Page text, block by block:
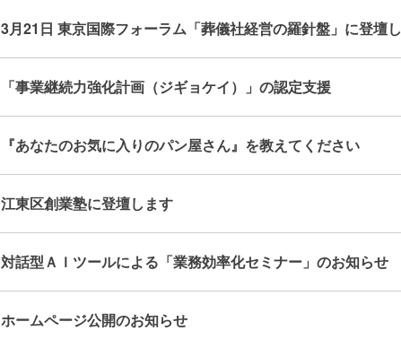
3月21日 東京国際フォーラム「葬儀社経営の羅針盤」に登壇し
「事業継続力強化計画（ジギョケイ）」の認定支援
『あなたのお気に入りのパン屋さん』を教えてください
江東区創業塾に登壇します
対話型ＡＩツールによる「業務効率化セミナー」のお知らせ
ホームページ公開のお知らせ